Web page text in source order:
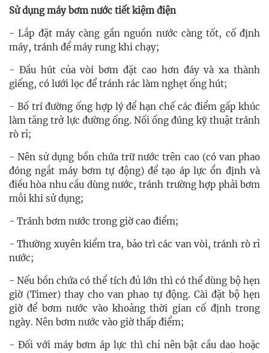
Sử dụng máy bơm nước tiết kiệm điện
- Lắp đặt máy càng gần nguồn nước càng tốt, cố định
máy, tránh để máy rung khi chạy;
- Đầu hút của vòi bơm đặt cao hơn đáy và xa thành
giếng, có lưới lọc để tránh rác làm nghẹt ống hút;
- Bố trí đường ống hợp lý để hạn chế các điểm gấp khúc
làm tăng trở lực đường ống. Nối ống đúng kỹ thuật tránh
rò rỉ;
- Nên sử dụng bồn chứa trữ nước trên cao (có van phao
đóng ngắt máy bơm tự động) để tạo áp lực ổn định và
điều hòa nhu cầu dùng nước, tránh trường hợp phải bơm
mỗi khi sử dụng;
- Tránh bơm nước trong giờ cao điểm;
- Thường xuyên kiểm tra, bảo trì các van vòi, tránh rò rỉ
nước;
- Nếu bồn chứa có thể tích đủ lớn thì có thể dùng bộ hẹn
giờ (Timer) thay cho van phao tự động. Cài đặt bộ hẹn
giờ để bơm nước vào khoảng thời gian cố định trong
ngày. Nên bơm nước vào giờ thấp điểm;
- Đối với máy bơm áp lực thì chỉ nên bật cầu dao hoặc